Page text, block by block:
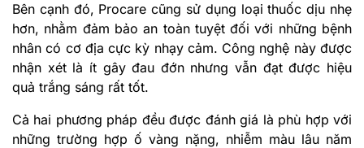
Bên cạnh đó, Procare cũng sử dụng loại thuốc dịu nhẹ
hơn, nhằm đảm bảo an toàn tuyệt đối với những bệnh
nhân có cơ địa cực kỳ nhạy cảm. Công nghệ này được
nhận xét là ít gây đau đớn nhưng vẫn đạt được hiệu
quả trắng sáng rất tốt.
Cả hai phương pháp đều được đánh giá là phù hợp với
những trường hợp ố vàng nặng, nhiễm màu lâu năm